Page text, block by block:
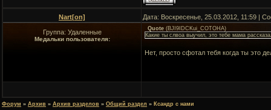
Nart[on] Дата: Воскресенье, 25.03.2012, 11:59 |
Группа: Удаленные
Медальки пользователя:
Quote (BJI9IDCKui_COTOHA)
Какие ты слвоа выучил, это тебе мама
Нет, просто сфотал тебя когда ты это
Форум » Архив » Архив разделов » Общий раздел » Ксандр с нами